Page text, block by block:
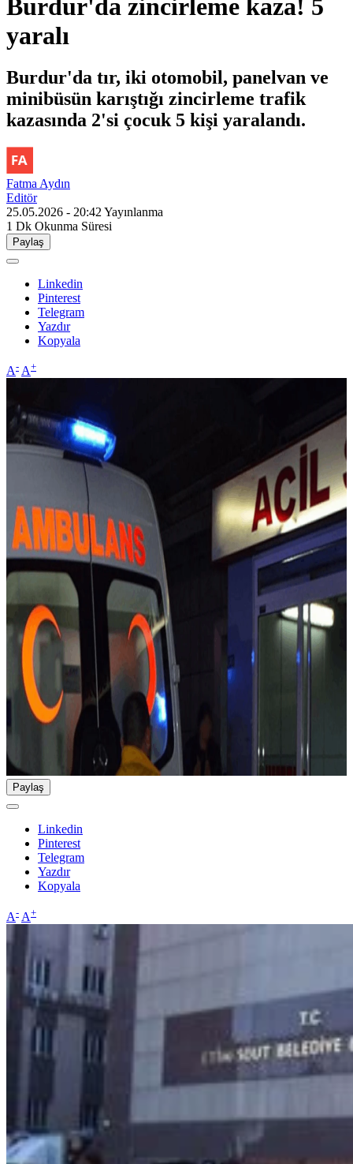
Burdur'da zincirleme kaza! 5
yaralı
Burdur'da tır, iki otomobil, panelvan ve
minibüsün karıştığı zincirleme trafik
kazasında 2'si çocuk 5 kişi yaralandı.
Fatma Aydın
Editör
25.05.2026 - 20:42 Yayınlanma
1 Dk Okunma Süresi
Paylaş
Linkedin
Pinterest
Telegram
Yazdır
Kopyala
A- A+
Paylaş
Linkedin
Pinterest
Telegram
Yazdır
Kopyala
A- A+